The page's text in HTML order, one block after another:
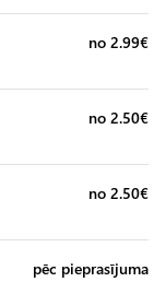
no 2.99€
no 2.50€
no 2.50€
pēc pieprasījuma